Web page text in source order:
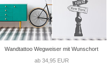
Wandtattoo Wegweiser mit Wunschort
ab 34,95 EUR